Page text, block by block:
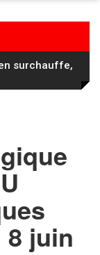
surchauffe,
8 juin